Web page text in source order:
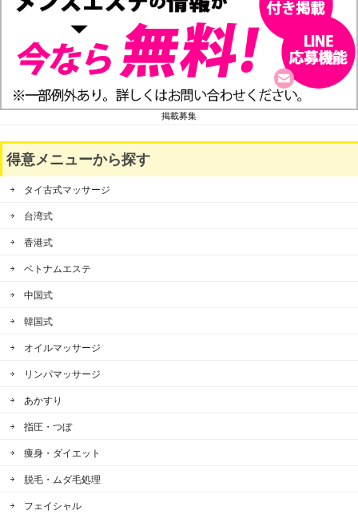
掲載募集
得意メニューから探す
タイ古式マッサージ
台湾式
香港式
ベトナムエステ
中国式
韓国式
オイルマッサージ
リンパマッサージ
あかすり
指圧・つぼ
痩身・ダイエット
脱毛・ムダ毛処理
フェイシャル